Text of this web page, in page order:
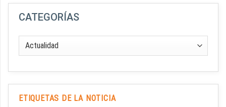
CATEGORÍAS
ETIQUETAS DE LA NOTICIA